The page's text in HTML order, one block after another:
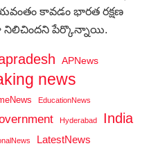
కావడం భారత రక్షణ
పేర్కొన్నాయి.
APNews
news
EducationNews
Hyderabad India
LatestNews